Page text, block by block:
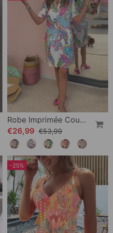
Robe Imprimée Coupe Slim
€26,99 €53,99
-25%